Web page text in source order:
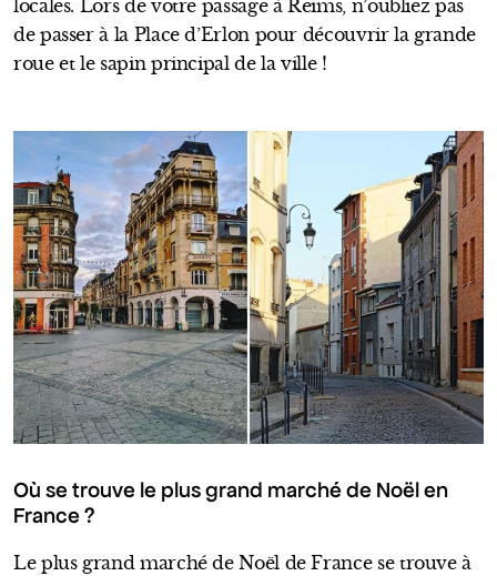
locales. Lors de votre passage à Reims, n’oubliez pas
de passer à la Place d’Erlon pour découvrir la grande
roue et le sapin principal de la ville !
Où se trouve le plus grand marché de Noël en
France ?
Le plus grand marché de Noël de France se trouve à